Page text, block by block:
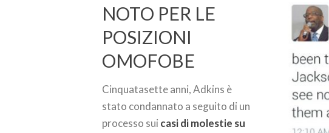
NOTO PER LE
POSIZIONI
OMOFOBE
Cinquatasette anni, Adkins è
stato condannato a seguito di un
processo sui casi di molestie su